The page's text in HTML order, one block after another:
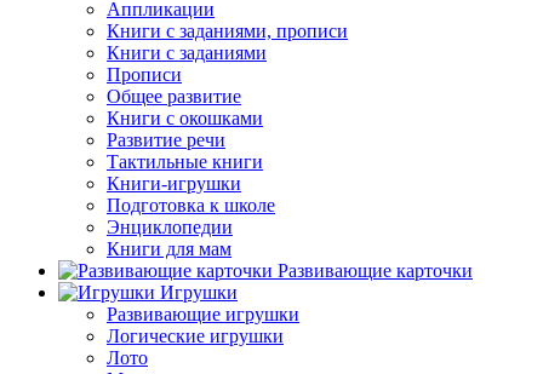
Аппликации
Книги с заданиями, прописи
Книги с заданиями
Прописи
Общее развитие
Книги с окошками
Развитие речи
Тактильные книги
Книги-игрушки
Подготовка к школе
Энциклопедии
Книги для мам
Развивающие карточки
Игрушки
Развивающие игрушки
Логические игрушки
Лото